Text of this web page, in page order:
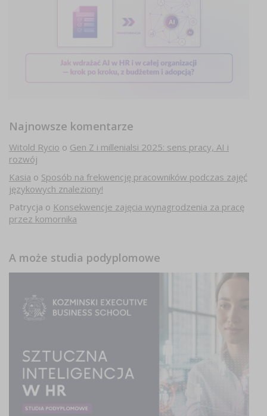
Najnowsze komentarze
Witold Rycio o Gen Z i millenialsi 2025: sens pracy, AI i
rozwój
Kasia o Sposób na frekwencję pracowników podczas zajęć
językowych znaleziony!
Patrycja o Konsekwencje zajęcia wynagrodzenia za pracę
przez komornika
A może studia podyplomowe